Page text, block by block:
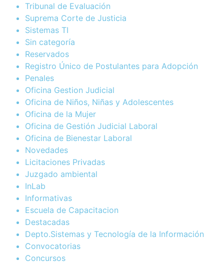
Tribunal de Evaluación
Suprema Corte de Justicia
Sistemas TI
Sin categoría
Reservados
Registro Único de Postulantes para Adopción
Penales
Oficina Gestion Judicial
Oficina de Niños, Niñas y Adolescentes
Oficina de la Mujer
Oficina de Gestión Judicial Laboral
Oficina de Bienestar Laboral
Novedades
Licitaciones Privadas
Juzgado ambiental
InLab
Informativas
Escuela de Capacitacion
Destacadas
Depto.Sistemas y Tecnología de la Información
Convocatorias
Concursos